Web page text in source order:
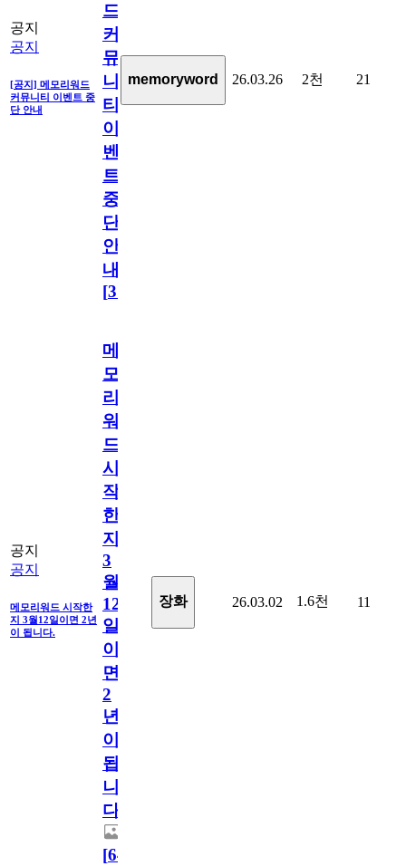
공지
공지
[공지] 메모리워드
커뮤니티 이벤트 중
단 안내
드
커
뮤
니
티
이
벤
트
중
단
안
내
[31
memoryword 26.03.26 2천 21
공지
공지
메모리워드 시작한
지 3월12일이면 2년
이 됩니다.
메
모
리
워
드
시
작
한
지
3
월
12
일
이
면
2
년
이
됩
니
다.
[64
장화 26.03.02 1.6천 11